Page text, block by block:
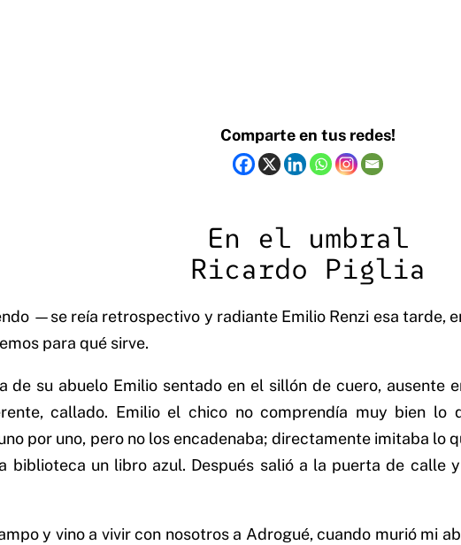
Comparte en tus redes!
En el umbral
Ricardo Piglia
—se reía retrospectivo y radiante Emilio Renzi esa tarde,
para qué sirve.
su abuelo Emilio sentado en el sillón de cuero, ausente
callado. Emilio el chico no comprendía muy bien lo
por uno, pero no los encadenaba; directamente imitaba lo
biblioteca un libro azul. Después salió a la puerta de calle
y vino a vivir con nosotros a Adrogué, cuando murió mi